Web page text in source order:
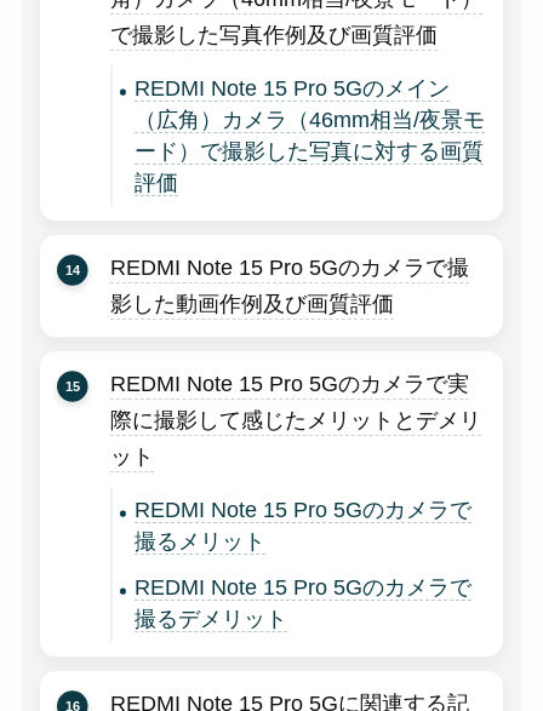
で撮影した写真作例及び画質評価
REDMI Note 15 Pro 5Gのメイン
（広角）カメラ（46mm相当/夜景モ
ード）で撮影した写真に対する画質
評価
REDMI Note 15 Pro 5Gのカメラで撮
影した動画作例及び画質評価
REDMI Note 15 Pro 5Gのカメラで実
際に撮影して感じたメリットとデメリ
ット
REDMI Note 15 Pro 5Gのカメラで
撮るメリット
REDMI Note 15 Pro 5Gのカメラで
撮るデメリット
REDMI Note 15 Pro 5Gに関連する記